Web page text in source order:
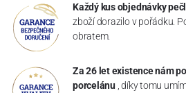
Každý kus objednávky
zboží dorazilo v pořádku.
obratem.
Za 26 let existence nám
porcelánu , díky tomu